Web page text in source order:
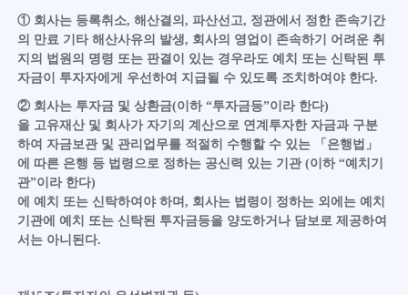
① 회사는 등록취소, 해산결의, 파산선고, 정관에서 정한 존속기간
의 만료 기타 해산사유의 발생, 회사의 영업이 존속하기 어려운 취
지의 법원의 명령 또는 판결이 있는 경우라도 예치 또는 신탁된 투
자금이 투자자에게 우선하여 지급될 수 있도록 조치하여야 한다.
② 회사는 투자금 및 상환금(이하 “투자금등”이라 한다)
을 고유재산 및 회사가 자기의 계산으로 연계투자한 자금과 구분
하여 자금보관 및 관리업무를 적절히 수행할 수 있는 「은행법」
에 따른 은행 등 법령으로 정하는 공신력 있는 기관 (이하 “예치기
관”이라 한다)
에 예치 또는 신탁하여야 하며, 회사는 법령이 정하는 외에는 예치
기관에 예치 또는 신탁된 투자금등을 양도하거나 담보로 제공하여
서는 아니된다.